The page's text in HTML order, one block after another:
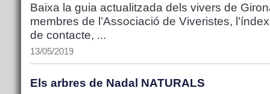
Baixa la guia actualitzada dels vivers de
membres de l’Associació de Viveristes,
de contacte, ...
13/05/2019
Els arbres de Nadal NATURALS